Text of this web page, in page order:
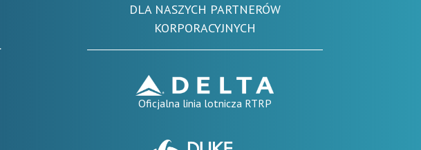
DLA NASZYCH PARTNERÓW
KORPORACYJNYCH
Oficjalna linia lotnicza RTRP